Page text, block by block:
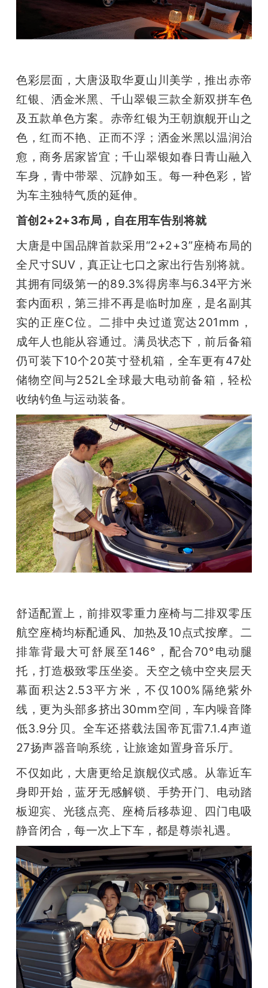
色彩层面，大唐汲取华夏山川美学，推出赤帝
红银、洒金米黑、千山翠银三款全新双拼车色
及五款单色方案。赤帝红银为王朝旗舰开山之
色，红而不艳、正而不浮；洒金米黑以温润治
愈，商务居家皆宜；千山翠银如春日青山融入
车身，青中带翠、沉静如玉。每一种色彩，皆
为车主独特气质的延伸。
首创2+2+3布局，自在用车告别将就
大唐是中国品牌首款采用“2+2+3”座椅布局的
全尺寸SUV，真正让七口之家出行告别将就。
其拥有同级第一的89.3%得房率与6.34平方米
套内面积，第三排不再是临时加座，是名副其
实的正座C位。二排中央过道宽达201mm，
成年人也能从容通过。满员状态下，前后备箱
仍可装下10个20英寸登机箱，全车更有47处
储物空间与252L全球最大电动前备箱，轻松
收纳钓鱼与运动装备。
舒适配置上，前排双零重力座椅与二排双零压
航空座椅均标配通风、加热及10点式按摩。二
排靠背最大可舒展至146°，配合70°电动腿
托，打造极致零压坐姿。天空之镜中空夹层天
幕面积达2.53平方米，不仅100%隔绝紫外
线，更为头部多挤出30mm空间，车内噪音降
低3.9分贝。全车还搭载法国帝瓦雷7.1.4声道
27扬声器音响系统，让旅途如置身音乐厅。
不仅如此，大唐更给足旗舰仪式感。从靠近车
身即开始，蓝牙无感解锁、手势开门、电动踏
板迎宾、光毯点亮、座椅后移恭迎、四门电吸
静音闭合，每一次上下车，都是尊崇礼遇。